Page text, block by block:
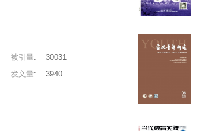
被引量:
30031
发文量: 3940